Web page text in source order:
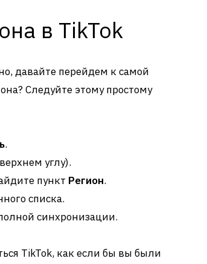
в TikTok
давайте перейдем к самой
Следуйте этому простому
.
углу).
пункт Регион.
списка.
синхронизации.
TikTok, как если бы вы были